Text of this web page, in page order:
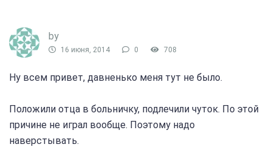
by
16 июня, 2014 0 708
Ну всем привет, давненько меня тут не было.
Положили отца в больничку, подлечили чуток. По этой
причине не играл вообще. Поэтому надо
наверстывать.